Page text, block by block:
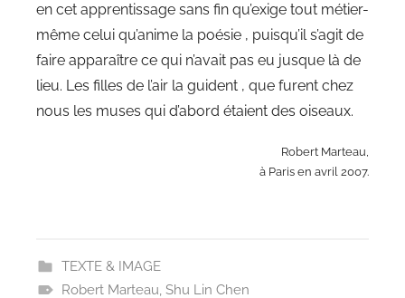
en cet apprentissage sans fin qu’exige tout métier-
même celui qu’anime la poésie , puisqu’il s’agit de
faire apparaître ce qui n’avait pas eu jusque là de
lieu. Les filles de l’air la guident , que furent chez
nous les muses qui d’abord étaient des oiseaux.
Robert Marteau,
à Paris en avril 2007.
TEXTE & IMAGE
Robert Marteau, Shu Lin Chen